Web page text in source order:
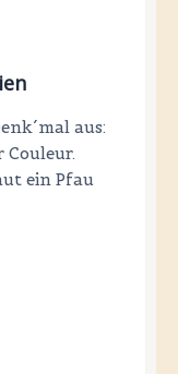
aus:
ein Pfau